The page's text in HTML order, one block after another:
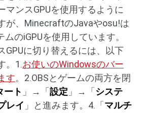
マンスGPUを使用するように
が、MinecraftのJavaやosu!は
ムのiGPUを使用しています。
GPUに切り替えるには、以下
。1.お使いのWindowsのバー
す。2.OBSとゲームの両方を閉
ート 」→「 設定 」→「 システ
レイ 」と進みます。4.「 マルチ